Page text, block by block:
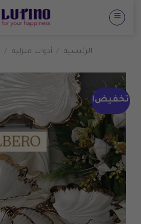
للمحتوى
الرئيسية / أدوات منزليه /
تخفيض!